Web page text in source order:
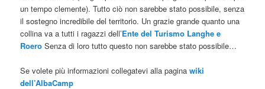
un tempo clemente). Tutto ciò non sarebbe stato possibile, senza
il sostegno incredibile del territorio. Un grazie grande quanto una
collina va a tutti i ragazzi dell’Ente del Turismo Langhe e
Roero Senza di loro tutto questo non sarebbe stato possibile…
Se volete più informazioni collegatevi alla paginawiki
dell’AlbaCamp